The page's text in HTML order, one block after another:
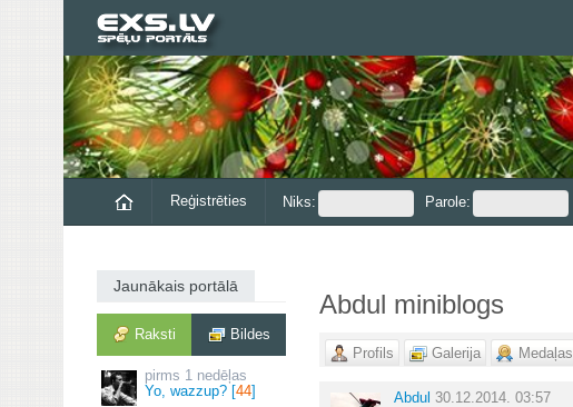
Reģistrēties Niks: Parole:
Jaunākais portālā
Raksti Bildes
1 nedēļas
Yo, wazzup? [44]
Abdul miniblogs
Profils Galerija Medaļas
Abdul 30.12.2014. 03:57